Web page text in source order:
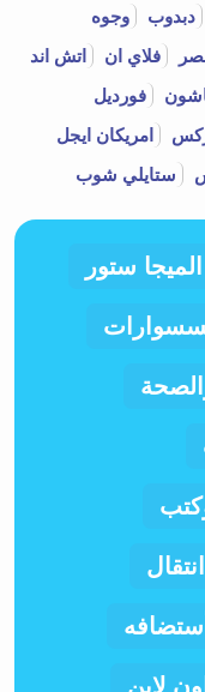
دبدوب
وجوه
فلاي ان
اتش اند
فورديل
امريكان ايجل
ستايلي شوب
الميجا ستور
لاين